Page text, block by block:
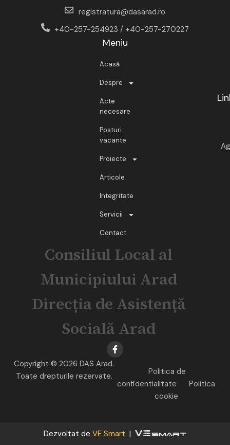
registratura@dasarad.ro
+40-257-254923 / +40-257-270227
Meniu
Acasă
Despre
Acte
necesare
Posturi
vacante
Proiecte
Articole
Integritate
Servicii
Contact
Consiliul Local al
Municipiului Arad
Direcția de Asistență
Socială Arad
Copyright © 2026 DAS Arad.
Toate drepturile rezervate.
Politica de
confidentialitate
Politica
cookie
Dezvoltat de VE Smart |